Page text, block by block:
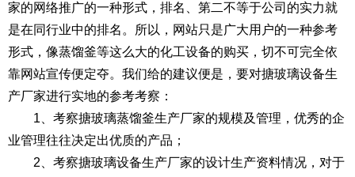
家的网络推广的一种形式，排名、第二不等于公司的实力就
是在同行业中的排名。所以，网站只是广大用户的一种参考
形式，像蒸馏釜等这么大的化工设备的购买，切不可完全依
靠网站宣传便定夺。我们给的建议便是，要对搪玻璃设备生
产厂家进行实地的参考考察：
1、考察搪玻璃蒸馏釜生产厂家的规模及管理，优秀的企
业管理往往决定出优质的产品；
2、考察搪玻璃设备生产厂家的设计生产资料情况，对于